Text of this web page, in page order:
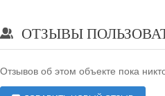
ОТЗЫВЫ
Отзывов об этом объекте пока